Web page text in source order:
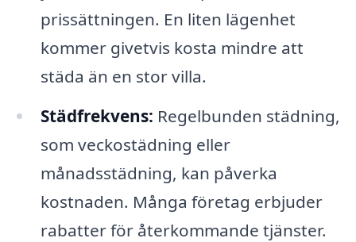
prissättningen. En liten lägenhet
kommer givetvis kosta mindre att
städa än en stor villa.
Städfrekvens: Regelbunden städning,
som veckostädning eller
månadsstädning, kan påverka
kostnaden. Många företag erbjuder
rabatter för återkommande tjänster.